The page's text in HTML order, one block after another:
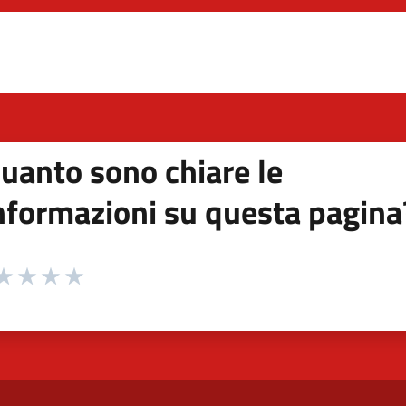
sono chiare le
su questa
da 1 a 5 stelle la pagina